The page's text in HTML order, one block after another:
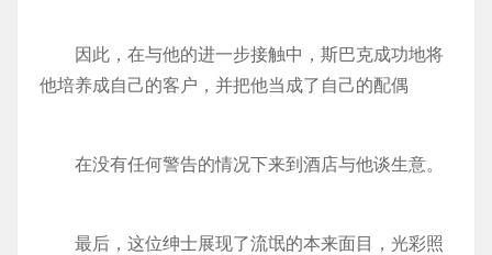
因此，在与他的进一步接触中，斯巴克成功地将
他培养成自己的客户，并把他当成了自己的配偶
在没有任何警告的情况下来到酒店与他谈生意。
最后，这位绅士展现了流氓的本来面目，光彩照